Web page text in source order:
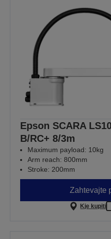
Epson SCARA
B/RC+ 8/3m
Maximum payload: 10kg
Arm reach: 800mm
Stroke: 200mm
Zahtevajte
Kje kupiti